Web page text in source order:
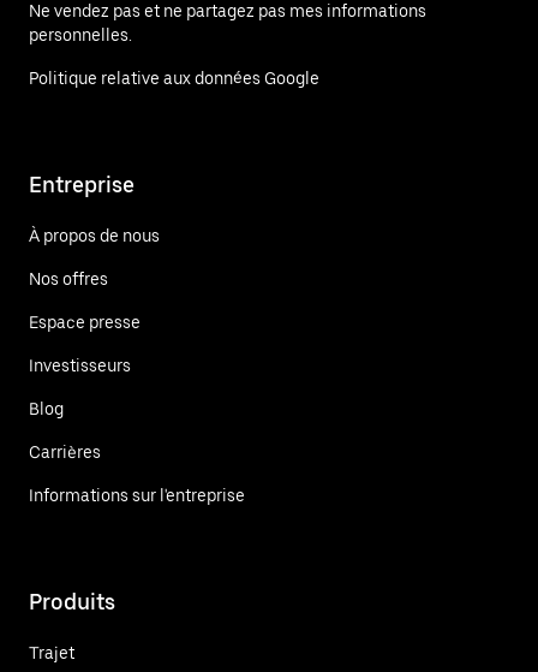
Ne vendez pas et ne partagez pas mes informations
personnelles.
Politique relative aux données Google
Entreprise
À propos de nous
Nos offres
Espace presse
Investisseurs
Blog
Carrières
Informations sur l'entreprise
Produits
Trajet